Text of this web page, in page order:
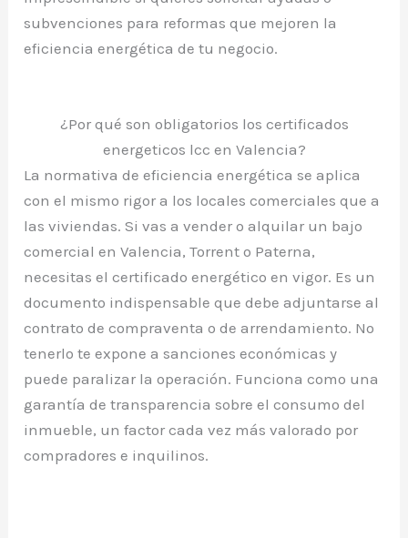
subvenciones para reformas que mejoren la
eficiencia energética de tu negocio.
¿Por qué son obligatorios los certificados
energeticos lcc en Valencia?
La normativa de eficiencia energética se aplica
con el mismo rigor a los locales comerciales que a
las viviendas. Si vas a vender o alquilar un bajo
comercial en Valencia, Torrent o Paterna,
necesitas el certificado energético en vigor. Es un
documento indispensable que debe adjuntarse al
contrato de compraventa o de arrendamiento. No
tenerlo te expone a sanciones económicas y
puede paralizar la operación. Funciona como una
garantía de transparencia sobre el consumo del
inmueble, un factor cada vez más valorado por
compradores e inquilinos.